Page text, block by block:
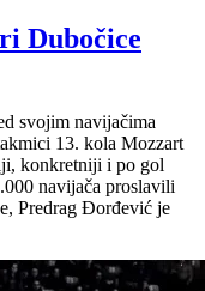
Dubočice
svojim navijačima
13. kola Mozzart
konkretniji i po gol
navijača proslavili
Predrag Đorđević je